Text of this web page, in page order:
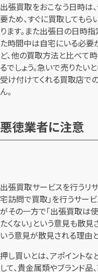
出張買取をおこなう日時は
要ため、すぐに買取しても
ります。また出張日の日時
た時間中は自宅にいる必要
ど、他の買取方法と比べて
るでしょう。急いで売りた
受け付けてくれる買取店で
ん。
悪徳業者に注意
出張買取サービスを行うリサ
宅訪問で買取」を行うサー
がその一方で「出張買取は
たくない」という意見も散
いう意見が散見される理由
押し買いとは、アポイント
して、貴金属類やブランド